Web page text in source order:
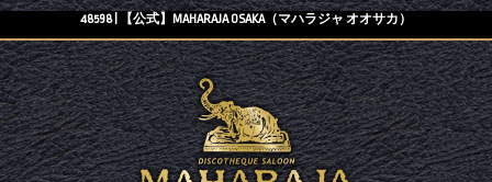
48598 | 【公式】MAHARAJA OSAKA（マハラジャ オオサカ）